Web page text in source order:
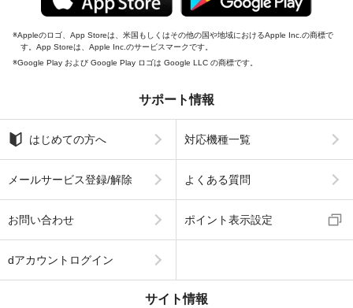
Appleのロゴ、App Storeは、米国もしくはその他の国や地域におけるApple Inc.の商標で
す。App Storeは、Apple Inc.のサービスマークです。
Google Play および Google Play ロゴは Google LLC の商標です。
サポート情報
はじめての方へ 対応機種一覧
メールサービス登録/解除 よくある質問
お問い合わせ ポイント表示設定
dアカウントログイン
サイト情報